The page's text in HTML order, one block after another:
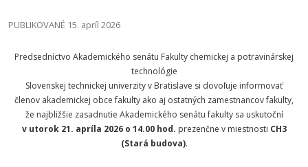
PUBLIKOVANÉ 15. apríl 2026
Predsedníctvo Akademického senátu Fakulty chemickej a potravinárskej
technológie
Slovenskej technickej univerzity v Bratislave si dovoľuje informovať
členov akademickej obce fakulty ako aj ostatných zamestnancov fakulty,
že najbližšie zasadnutie Akademického senátu fakulty sa uskutoční
v utorok 21. apríla 2026 o 14.00 hod. prezenčne v miestnosti CH3
(Stará budova).